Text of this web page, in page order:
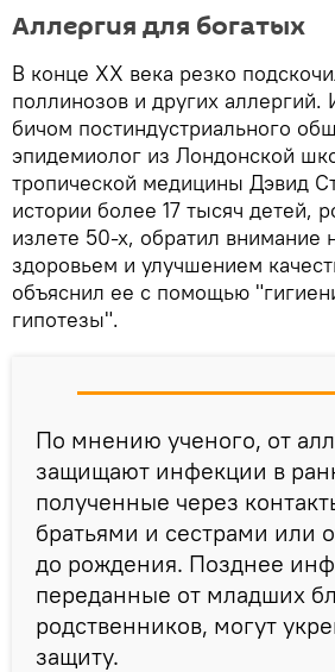
Аллергия для богатых
В конце XX века резко
поллинозов и других аллергий.
бичом постиндустриального
эпидемиолог из Лондонской
тропической медицины Дэвид
истории более 17 тысяч детей,
излете 50-х, обратил внимание
здоровьем и улучшением
объяснил ее с помощью
гипотезы".
По мнению ученого, от
защищают инфекции в
полученные через
братьями и сестрами или
до рождения. Позднее
переданные от младших
родственников, могут
защиту.